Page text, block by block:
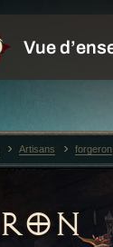
Artisans forgeron